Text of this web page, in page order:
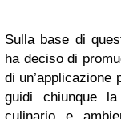
Sulla base di
ha deciso di
di un’applicazione
guidi chiunque